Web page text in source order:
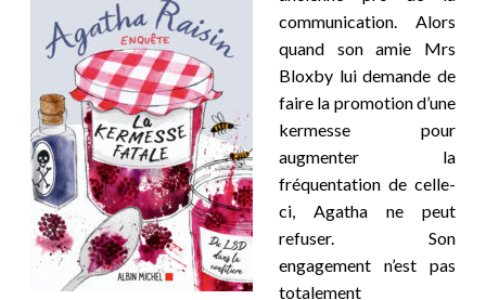
communication. Alors
quand son amie Mrs
Bloxby lui demande de
faire la promotion d’une
kermesse pour
augmenter la
fréquentation de celle-
ci, Agatha ne peut
refuser. Son
engagement n’est pas
totalement